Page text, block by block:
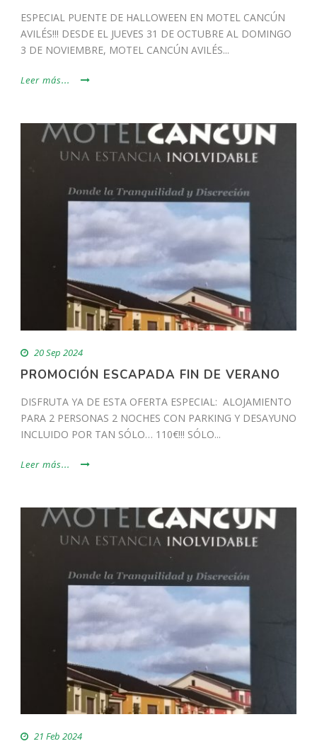
ESPECIAL PUENTE DE HALLOWEEN EN MOTEL CANCÚN
AVILÉS!!! DESDE EL JUEVES 31 DE OCTUBRE AL DOMINGO
3 DE NOVIEMBRE, MOTEL CANCÚN AVILÉS...
Leer más...
20 Sep 2024
PROMOCIÓN ESCAPADA FIN DE VERANO
DISFRUTA YA DE ESTA OFERTA ESPECIAL: ALOJAMIENTO
PARA 2 PERSONAS 2 NOCHES CON PARKING Y DESAYUNO
INCLUIDO POR TAN SÓLO… 110€!!! SÓLO...
Leer más...
21 Feb 2024